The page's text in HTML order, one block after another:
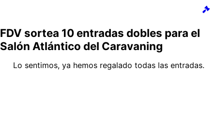
FDV sortea 10 entradas dobles para el
Salón Atlántico del Caravaning
Lo sentimos, ya hemos regalado todas las entradas.